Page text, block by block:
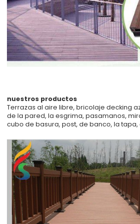
nuestros productos
Terrazas al aire libre, bricolaje decking
de la pared, la esgrima, pasamanos,
cubo de basura, post, de banco, la